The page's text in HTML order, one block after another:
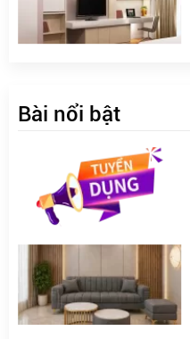
Bài nổi bật